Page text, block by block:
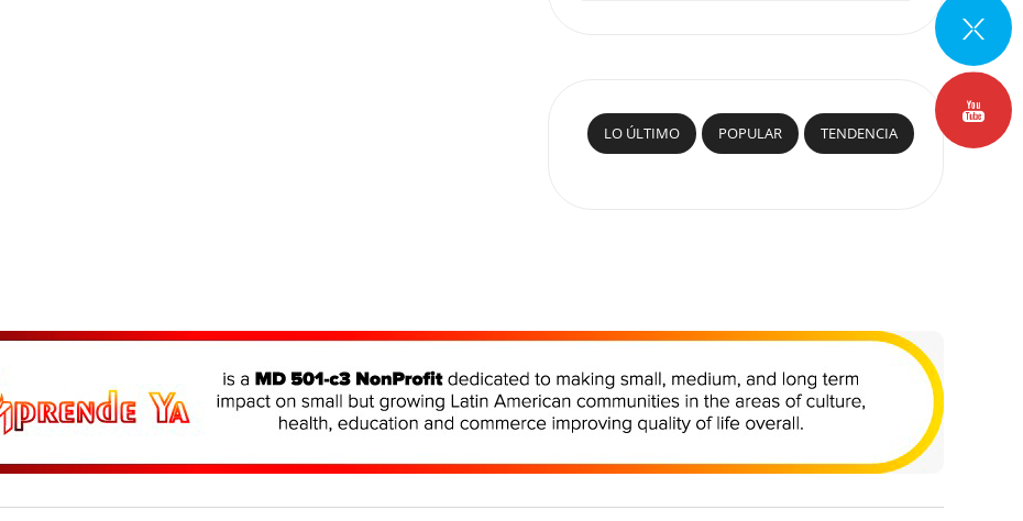
LO ÚLTIMO POPULAR TENDENCIA